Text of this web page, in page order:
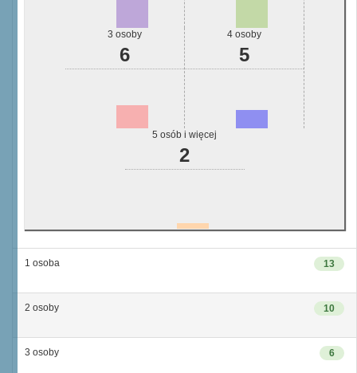
3 osoby
6
4 osoby
5
5 osób i więcej
2
13
1 osoba
10
2 osoby
6
3 osoby